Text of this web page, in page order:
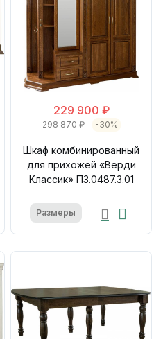
229 900 ₽
298 870 ₽ -30%
Шкаф комбинированный
для прихожей «Верди
Классик» П3.0487.3.01
Размеры